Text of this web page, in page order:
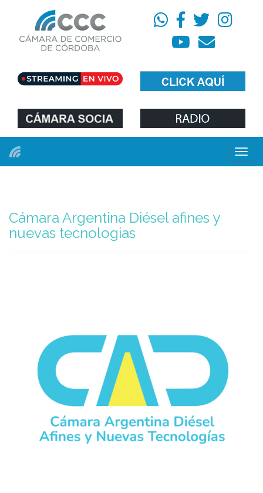
Menú
Cámara Argentina Diésel afines y
nuevas tecnologias